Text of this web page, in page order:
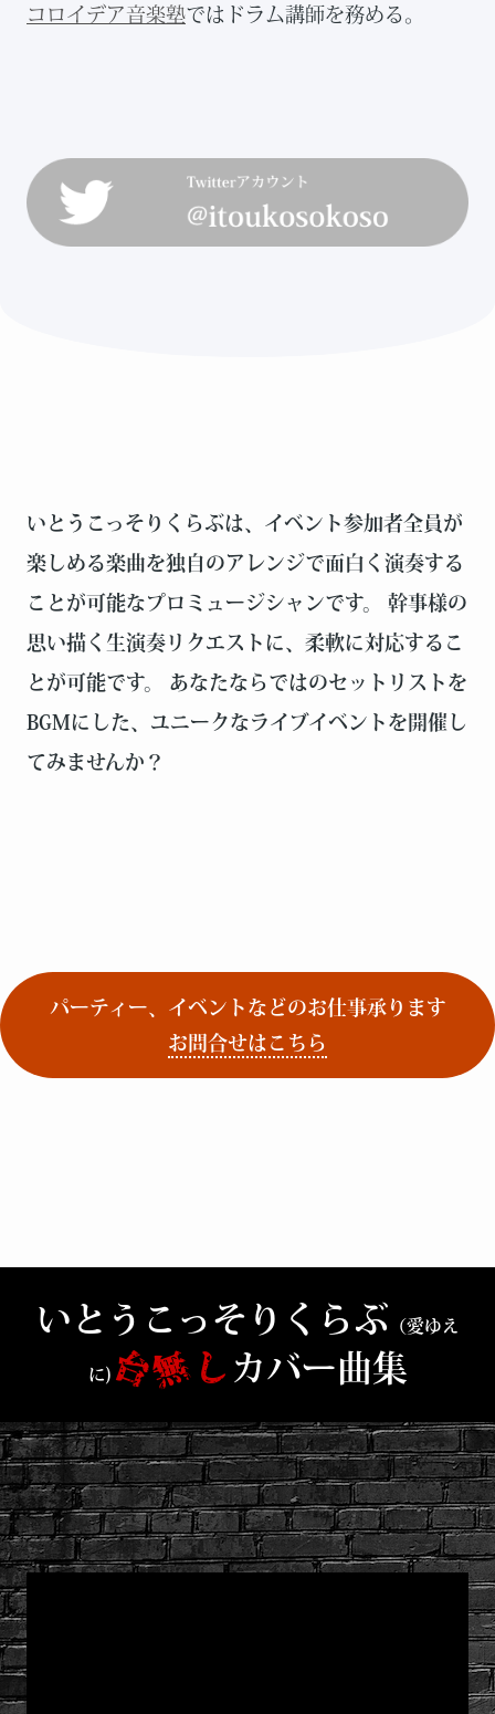
コロイデア音楽塾ではドラム講師を務める。
いとうこっそりくらぶは、イベント参加者全員が
楽しめる楽曲を独自のアレンジで面白く演奏する
ことが可能なプロミュージシャンです。 幹事様の
思い描く生演奏リクエストに、柔軟に対応するこ
とが可能です。 あなたならではのセットリストを
BGMにした、ユニークなライブイベントを開催し
てみませんか？
パーティー、イベントなどのお仕事承ります
お問合せはこちら
いとうこっそりくらぶ （愛ゆえ
に)台無し カバー曲集